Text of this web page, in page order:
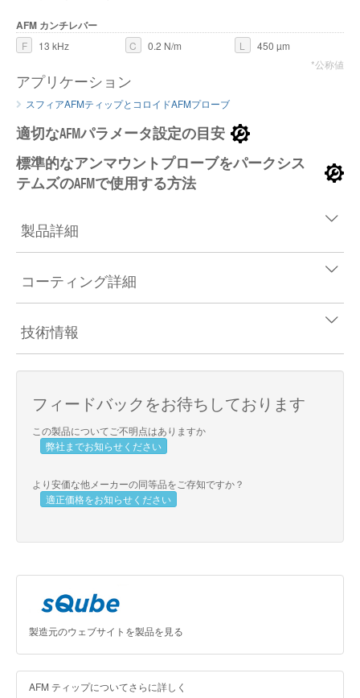
AFM カンチレバー
F 13 kHz C 0.2 N/m L
450 µm
*公称値
アプリケーション
スフィアAFMティップとコロイドAFMプローブ
適切なAFMパラメータ設定の目安
標準的なアンマウントプローブをパークシス
テムズのAFMで使用する方法
製品詳細
コーティング詳細
技術情報
フィードバックをお待ちしております
この製品についてご不明点はありますか
弊社までお知らせください
より安価な他メーカーの同等品をご存知ですか？
適正価格をお知らせください
製造元のウェブサイトを製品を見る
AFM ティップについてさらに詳しく